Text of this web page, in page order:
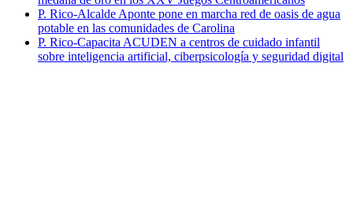
P. Rico-Alcalde Aponte pone en marcha red de oasis de agua
potable en las comunidades de Carolina
P. Rico-Capacita ACUDEN a centros de cuidado infantil
sobre inteligencia artificial, ciberpsicología y seguridad digital